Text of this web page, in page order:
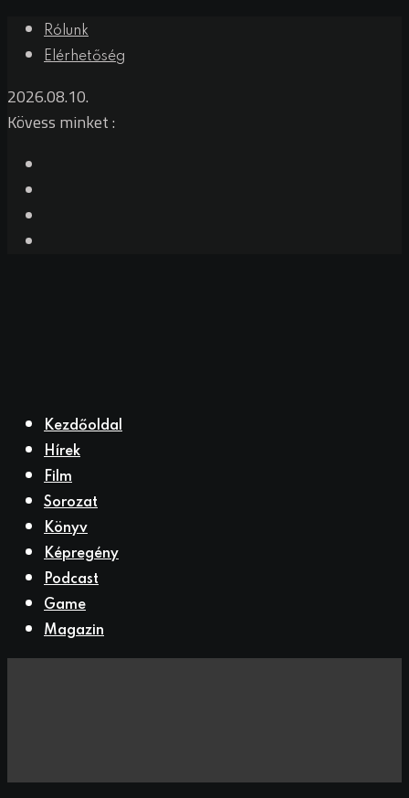
Rólunk
Elérhetőség
2026.08.10.
Kövess minket :
Kezdőoldal
Hírek
Film
Sorozat
Könyv
Képregény
Podcast
Game
Magazin